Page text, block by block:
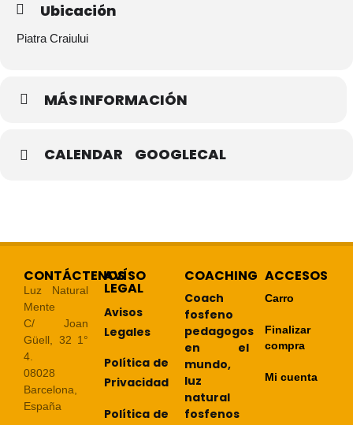
Ubicación
Piatra Craiului
MÁS INFORMACIÓN
CALENDAR GOOGLECAL
CONTÁCTENOS
Luz Natural
Mente
C/ Joan
Güell, 32 1°
4.
08028
Barcelona,
España
AVÍSO
LEGAL
Avisos
Legales
Política de
Privacidad
Política de
COACHING
Coach
fosfeno
pedagogos
en el
mundo,
luz
natural
fosfenos
ACCESOS
Carro
Finalizar
compra
Mi cuenta